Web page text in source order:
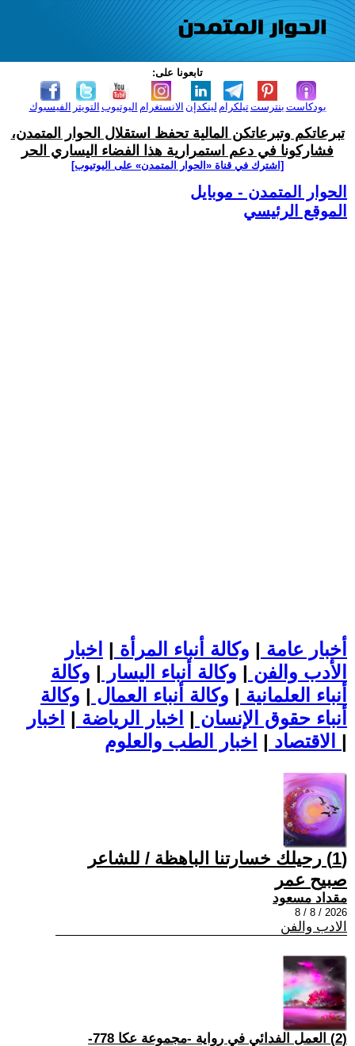
تابعونا على:
الفيسبوك التويتر اليوتيوب الانستغرام لينكدإن تيلكرامبنترست بودكاست
تبرعاتكم وتبرعاتكن المالية تحفظ استقلال الحوار المتمدن،
فشاركونا في دعم استمرارية هذا الفضاء اليساري الحر
[اشترك في قناة ‫«الحوار المتمدن» على اليوتيوب]
الحوار المتمدن - موبايل
الموقع الرئيسي
أخبار عامة | وكالة أنباء المرأة | اخبار
الأدب والفن | وكالة أنباء اليسار | وكالة
أنباء العلمانية | وكالة أنباء العمال | وكالة
أنباء حقوق الإنسان | اخبار الرياضة | اخبار
الاقتصاد | |
(1) رحيلك خسارتنا الباهظة / للشاعر
صبيح عمر
مقداد مسعود
2026 / 8 / 8
الادب والفن
(2) العمل الفدائي في رواية -مجموعة عكا 778-